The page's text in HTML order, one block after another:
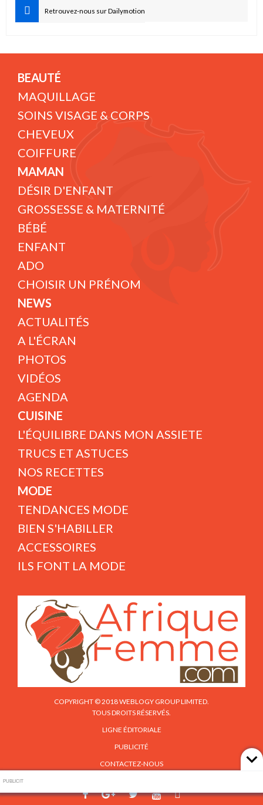
Retrouvez-nous sur Dailymotion
BEAUTÉ
MAQUILLAGE
SOINS VISAGE & CORPS
CHEVEUX
COIFFURE
MAMAN
DÉSIR D'ENFANT
GROSSESSE & MATERNITÉ
BÉBÉ
ENFANT
ADO
CHOISIR UN PRÉNOM
NEWS
ACTUALITÉS
A L'ÉCRAN
PHOTOS
VIDÉOS
AGENDA
CUISINE
L'ÉQUILIBRE DANS MON ASSIETE
TRUCS ET ASTUCES
NOS RECETTES
MODE
TENDANCES MODE
BIEN S'HABILLER
ACCESSOIRES
ILS FONT LA MODE
COPYRIGHT © 2018 WEBLOGY GROUP LIMITED.
TOUS DROITS RÉSERVÉS.
LIGNE ÉDITORIALE
PUBLICITÉ
CONTACTEZ-NOUS
PUBLICIT